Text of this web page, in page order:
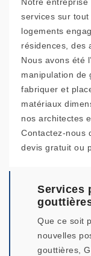
Notre
services sur
logements
résidences, des
Nous avons été
manipulation de
fabriquer et
matériaux
nos architectes
Contactez-nous
devis gratuit ou
Services
Que ce soit
nouvelles
gouttières,